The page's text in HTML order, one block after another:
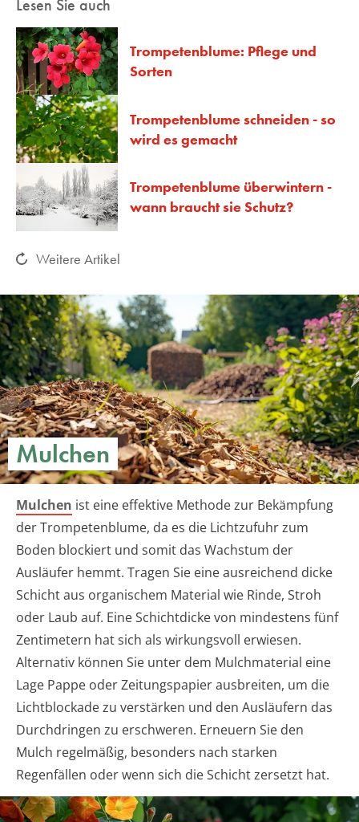
Lesen Sie auch
Trompetenblume: Pflege und
Sorten
Trompetenblume schneiden - so
wird es gemacht
Trompetenblume überwintern -
wann braucht sie Schutz?
Weitere Artikel
Mulchen
Mulchen ist eine effektive Methode zur Bekämpfung
der Trompetenblume, da es die Lichtzufuhr zum
Boden blockiert und somit das Wachstum der
Ausläufer hemmt. Tragen Sie eine ausreichend dicke
Schicht aus organischem Material wie Rinde, Stroh
oder Laub auf. Eine Schichtdicke von mindestens fünf
Zentimetern hat sich als wirkungsvoll erwiesen.
Alternativ können Sie unter dem Mulchmaterial eine
Lage Pappe oder Zeitungspapier ausbreiten, um die
Lichtblockade zu verstärken und den Ausläufern das
Durchdringen zu erschweren. Erneuern Sie den
Mulch regelmäßig, besonders nach starken
Regenfällen oder wenn sich die Schicht zersetzt hat.